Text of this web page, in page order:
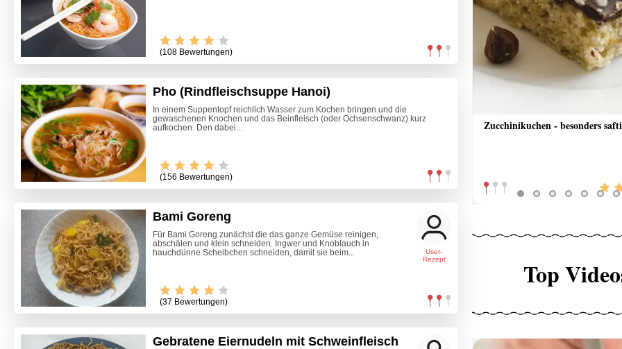
(108 Bewertungen)
Pho (Rindfleischsuppe Hanoi)
In einem Suppentopf reichlich Wasser zum Kochen bringen und die
gewaschenen Knochen und das Beinfleisch (oder Ochsenschwanz) kurz
aufkochen. Den dabei...
(156 Bewertungen)
User-
Rezept
Bami Goreng
Für Bami Goreng zunächst die das ganze Gemüse reinigen,
abschälen und klein schneiden. Ingwer und Knoblauch in
hauchdünne Scheibchen schneiden, damit sie beim...
(37 Bewertungen)
Gebratene Eiernudeln mit Schweinfleisch
Zucchinikuchen - besonders
Himmlische Bananenschnitten
Top